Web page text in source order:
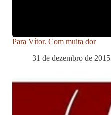
Para Vítor. Com muita dor
31 de dezembro de 2015